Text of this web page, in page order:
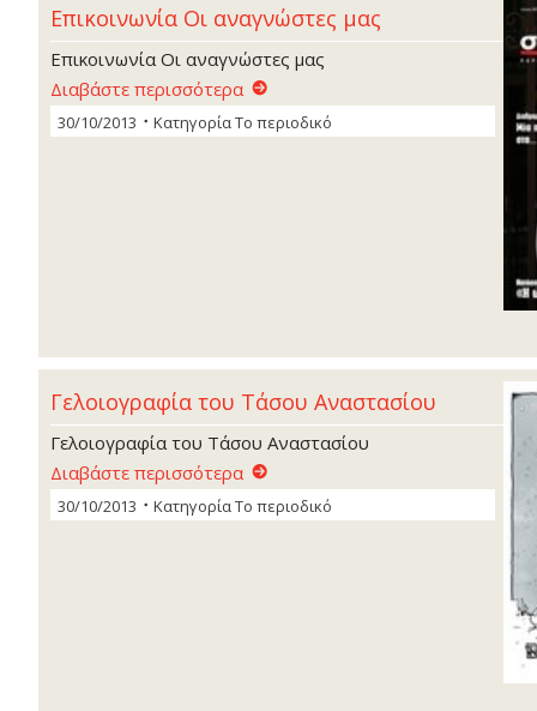
Επικοινωνία Οι αναγνώστες µας
Επικοινωνία Οι αναγνώστες µας
Διαβάστε περισσότερα
30/10/2013 ΚατηγορίαΤο περιοδικό
Γελοιογραφία του Τάσου Αναστασίου
Γελοιογραφία του Τάσου Αναστασίου
Διαβάστε περισσότερα
30/10/2013 ΚατηγορίαΤο περιοδικό